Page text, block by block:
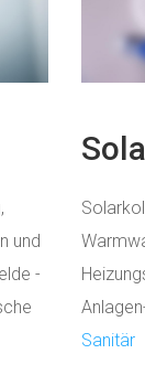
und
-
Sanitär